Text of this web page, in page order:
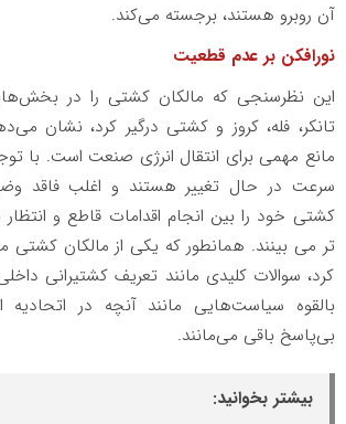
آن روبرو هستند، برجسته می‌کند.
نورافکن بر عدم قطعیت
این نظرسنجی که مالکان کشتی را در
تانکر، فله، کروز و کشتی درگیر کرد، نشان
مانع مهمی برای انتقال انرژی صنعت است. با
سرعت در حال تغییر هستند و اغلب فاقد
کشتی خود را بین انجام اقدامات قاطع و انتظار
تر می بینند. همانطور که یکی از مالکان کشتی
کرد، سوالات کلیدی مانند تعریف کشتیرانی
بالقوه سیاست‌هایی مانند آنچه در اتحادیه
بی‌پاسخ باقی می‌مانند.
بیشتر بخوانید: